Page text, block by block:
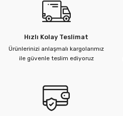
Hızlı Kolay Teslimat
Ürünlerinizi anlaşmalı kargolarımız
ile güvenle teslim ediyoruz